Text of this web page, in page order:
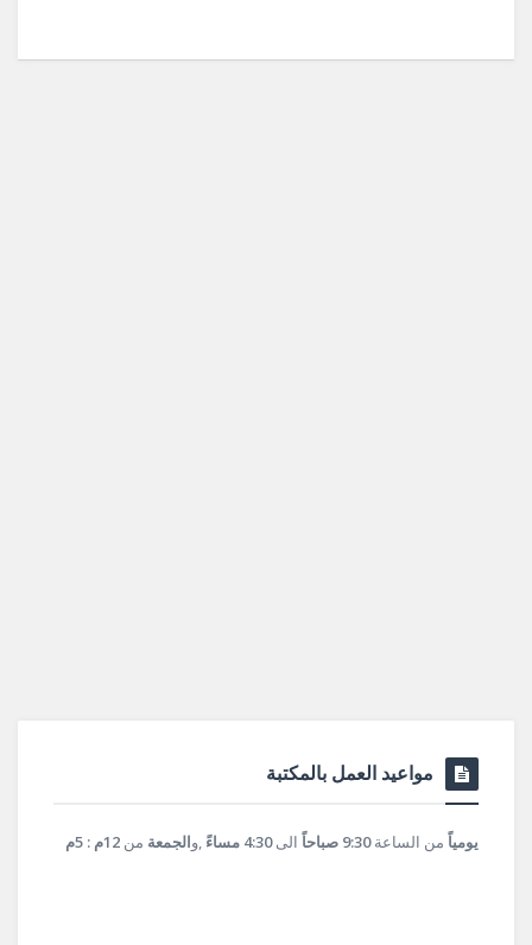
مواعيد العمل بالمكتبة
يومياً من الساعة9:30 صباحاً الى4:30 مساءً ,والجمعة من 12م : 5م